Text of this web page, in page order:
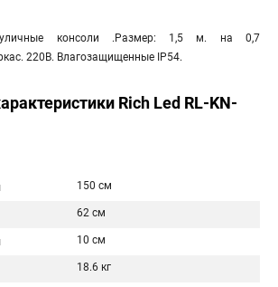
уличные консоли .Размер: 1,5 м. на 0,7
220В. Влагозащищенные IP54.
Rich Led RL-KN-
150 см
62 см
10 см
18.6 кг